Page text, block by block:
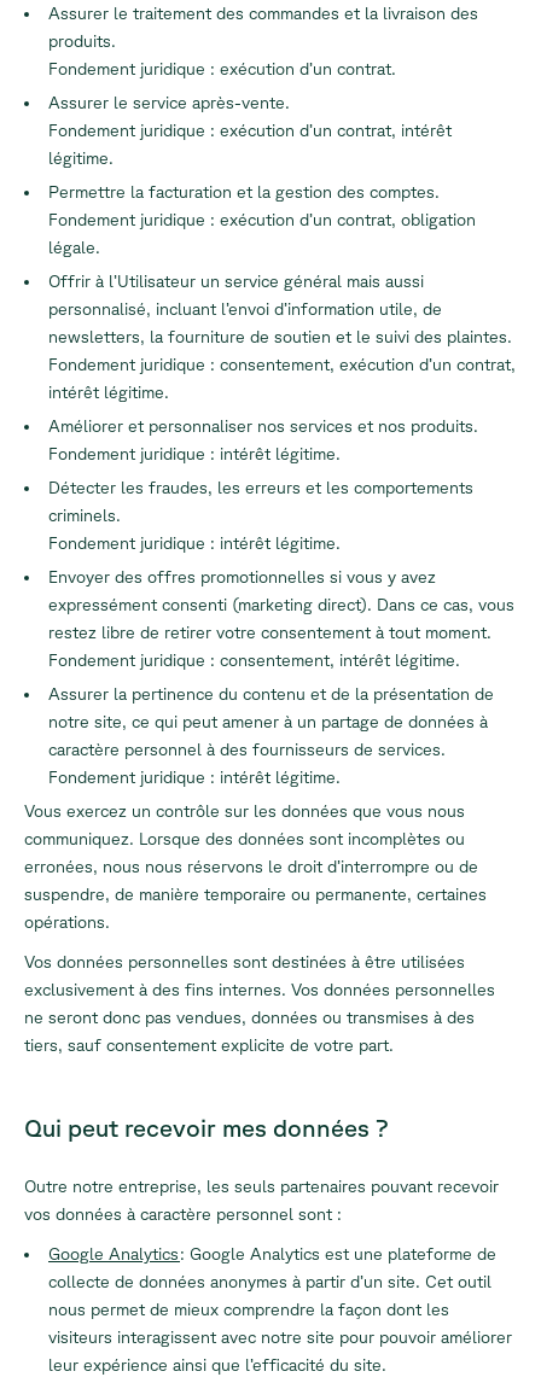
Assurer le traitement des commandes et la livraison des
produits.
Fondement juridique : exécution d’un contrat.
Assurer le service après-vente.
Fondement juridique : exécution d’un contrat, intérêt
légitime.
Permettre la facturation et la gestion des comptes.
Fondement juridique : exécution d’un contrat, obligation
légale.
Offrir à l’Utilisateur un service général mais aussi
personnalisé, incluant l’envoi d’information utile, de
newsletters, la fourniture de soutien et le suivi des plaintes.
Fondement juridique : consentement, exécution d’un contrat,
intérêt légitime.
Améliorer et personnaliser nos services et nos produits.
Fondement juridique : intérêt légitime.
Détecter les fraudes, les erreurs et les comportements
criminels.
Fondement juridique : intérêt légitime.
Envoyer des offres promotionnelles si vous y avez
expressément consenti (marketing direct). Dans ce cas, vous
restez libre de retirer votre consentement à tout moment.
Fondement juridique : consentement, intérêt légitime.
Assurer la pertinence du contenu et de la présentation de
notre site, ce qui peut amener à un partage de données à
caractère personnel à des fournisseurs de services.
Fondement juridique : intérêt légitime.
Vous exercez un contrôle sur les données que vous nous
communiquez. Lorsque des données sont incomplètes ou
erronées, nous nous réservons le droit d’interrompre ou de
suspendre, de manière temporaire ou permanente, certaines
opérations.
Vos données personnelles sont destinées à être utilisées
exclusivement à des fins internes. Vos données personnelles
ne seront donc pas vendues, données ou transmises à des
tiers, sauf consentement explicite de votre part.
Qui peut recevoir mes données ?
Outre notre entreprise, les seuls partenaires pouvant recevoir
vos données à caractère personnel sont :
Google Analytics: Google Analytics est une plateforme de
collecte de données anonymes à partir d’un site. Cet outil
nous permet de mieux comprendre la façon dont les
visiteurs interagissent avec notre site pour pouvoir améliorer
leur expérience ainsi que l’efficacité du site.